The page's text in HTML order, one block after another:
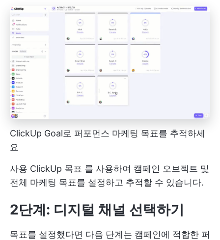
ClickUp Goal로 퍼포먼스 마케팅 목표를 추적하세
요
사용 ClickUp 목표 를 사용하여 캠페인 오브젝트 및
전체 마케팅 목표를 설정하고 추적할 수 있습니다.
2단계: 디지털 채널 선택하기
목표를 설정했다면 다음 단계는 캠페인에 적합한 퍼